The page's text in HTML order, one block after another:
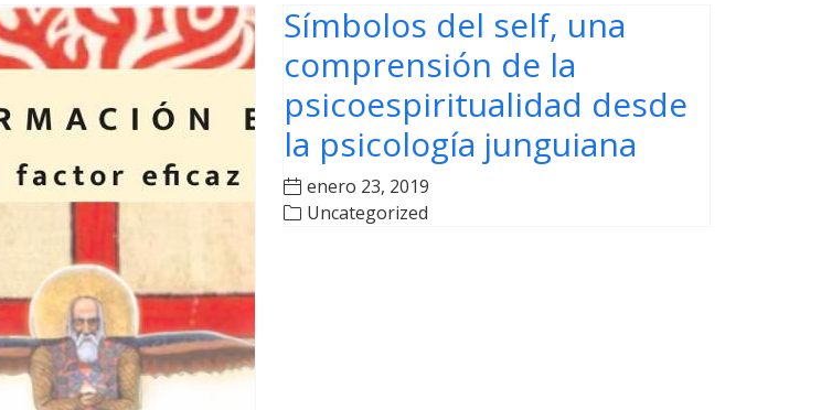
Símbolos del self, una
comprensión de la
psicoespiritualidad desde
la psicología junguiana
enero 23, 2019
Uncategorized